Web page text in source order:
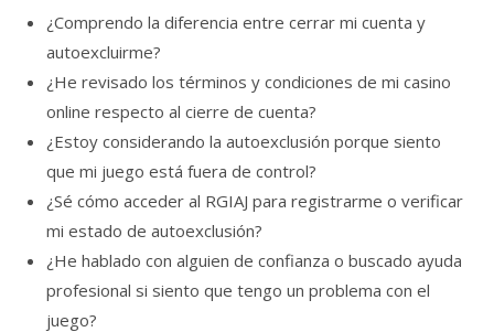
¿Comprendo la diferencia entre cerrar mi cuenta y
autoexcluirme?
¿He revisado los términos y condiciones de mi casino
online respecto al cierre de cuenta?
¿Estoy considerando la autoexclusión porque siento
que mi juego está fuera de control?
¿Sé cómo acceder al RGIAJ para registrarme o verificar
mi estado de autoexclusión?
¿He hablado con alguien de confianza o buscado ayuda
profesional si siento que tengo un problema con el
juego?